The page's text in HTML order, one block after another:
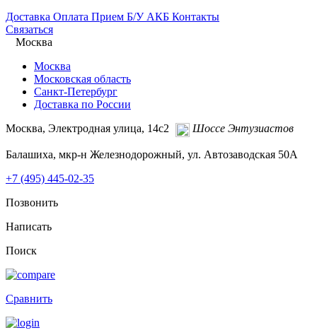
Доставка Оплата Прием Б/У АКБ Контакты
Связаться
Москва
Москва
Московская область
Санкт-Петербург
Доставка по России
Москва, Электродная улица, 14с2
Шоссе Энтузиастов
Балашиха, мкр-н Железнодорожный, ул. Автозаводская 50А
+7 (495) 445-02-35
Позвонить
Написать
Поиск
Сравнить